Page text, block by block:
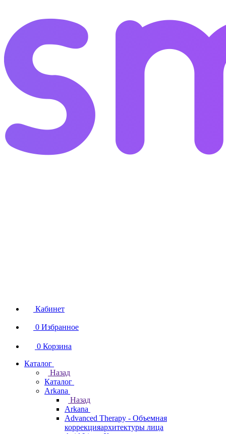
Кабинет
0 Избранное
0 Корзина
Каталог
Назад
Каталог
Arkana
Назад
Arkana
Advanced Therapy - Объемная
коррекцияархитектуры лица